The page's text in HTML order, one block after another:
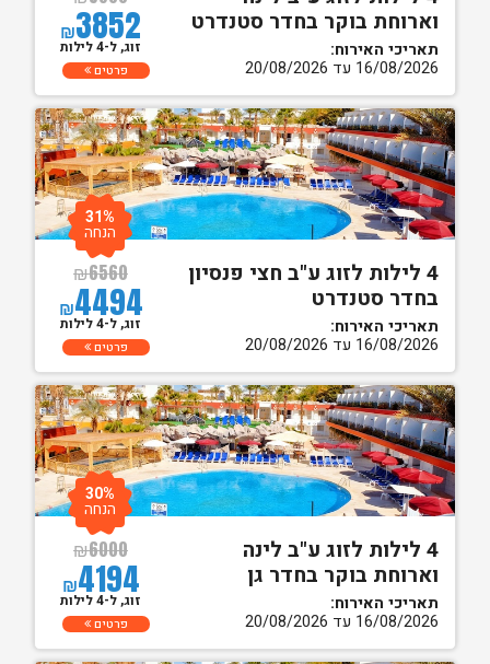
וארוחת בוקר בחדר סטנדרט
תאריכי האירוח:
16/08/2026 עד 20/08/2026
₪3852
זוג, ל-4 לילות
פרטים
4 לילות לזוג ע"ב חצי פנסיון
בחדר סטנדרט
תאריכי האירוח:
16/08/2026 עד 20/08/2026
₪6560
₪4494
31%
הנחה
זוג, ל-4 לילות
פרטים
4 לילות לזוג ע"ב לינה
וארוחת בוקר בחדר גן
תאריכי האירוח:
16/08/2026 עד 20/08/2026
₪6000
₪4194
30%
הנחה
זוג, ל-4 לילות
פרטים